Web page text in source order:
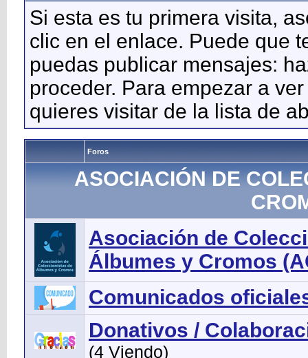
Si esta es tu primera visita,
clic en el enlace. Puede que
puedas publicar mensajes:
proceder. Para empezar a
quieres visitar de la lista de
Foros
ASOCIACIÓN DE
Asociación de
Álbumes y Cromos
Comunicados
Donativos /
(4 Viendo)